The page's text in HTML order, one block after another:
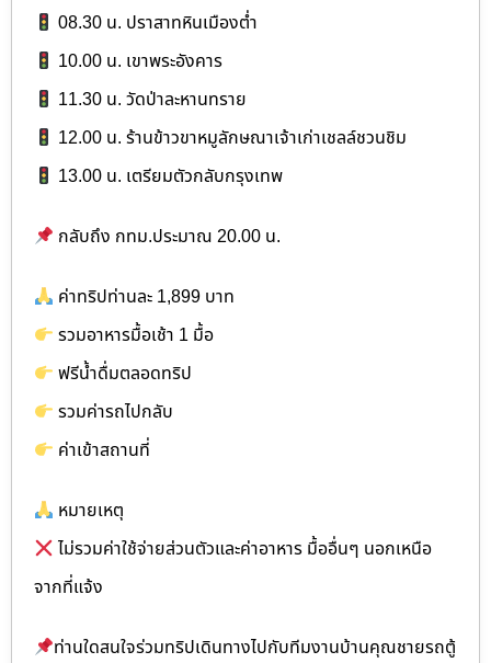
08.30 น. ปราสาทหินเมืองต่ำ
10.00 น. เขาพระอังคาร
11.30 น. วัดป่าละหานทราย
12.00 น. ร้านข้าวขาหมูลักษณาเจ้าเก่าเชลล์ชวนชิม
13.00 น. เตรียมตัวกลับกรุงเทพ
กลับถึง กทม.ประมาณ 20.00 น.
ค่าทริปท่านละ 1,899 บาท
รวมอาหารมื้อเช้า 1 มื้อ
ฟรีน้ำดื่มตลอดทริป
รวมค่ารถไปกลับ
ค่าเข้าสถานที่
หมายเหตุ
ไม่รวมค่าใช้จ่ายส่วนตัวและค่าอาหาร มื้ออื่นๆ นอกเหนือ
จากที่แจ้ง
ท่านใดสนใจร่วมทริปเดินทางไปกับทีมงานบ้านคุณชายรถตู้